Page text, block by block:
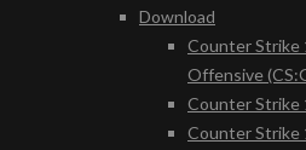
Download
Counter Strike
Offensive
Counter Strike
Counter Strike